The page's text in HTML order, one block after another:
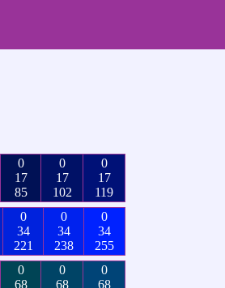
0
17
85
0
17
102
0
17
119
0
34
221
0
34
238
0
34
255
0
68
0
68
0
68